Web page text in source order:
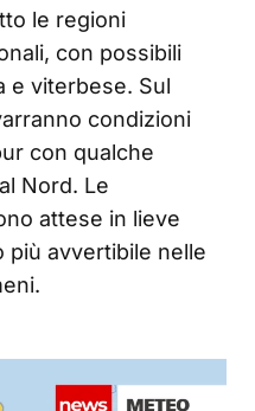
le regioni
con possibili
e viterbese. Sul
condizioni
con qualche
Nord. Le
attese in lieve
più avvertibile nelle